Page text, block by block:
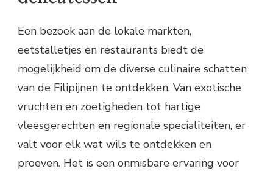
Een bezoek aan de lokale markten,
eetstalletjes en restaurants biedt de
mogelijkheid om de diverse culinaire schatten
van de Filipijnen te ontdekken. Van exotische
vruchten en zoetigheden tot hartige
vleesgerechten en regionale specialiteiten, er
valt voor elk wat wils te ontdekken en
proeven. Het is een onmisbare ervaring voor